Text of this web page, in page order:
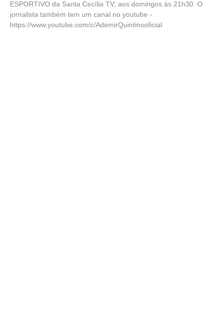
ESPORTIVO da Santa Cecília TV, aos domingos às 21h30. O
jornalista também tem um canal no youtube -
https://www.youtube.com/c/AdemirQuintinooficial